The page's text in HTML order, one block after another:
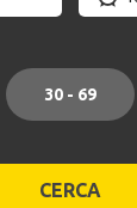
30 - 69
CERCA